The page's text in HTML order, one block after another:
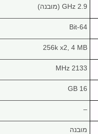
2.9 GHz (מובנה)
64-Bit
256k x2, 4 MB
2133 MHz
16 GB
–
מובנה